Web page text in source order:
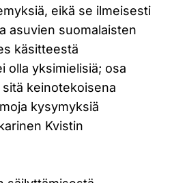
eikä se ilmeisesti
asuvien suomalaisten
käsitteestä
olla yksimielisiä; osa
keinotekoisena
kysymyksiä
Kvistin